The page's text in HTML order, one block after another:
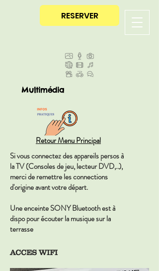
RESERVER
Multimédia
Retour Menu Principal
Si vous connectez des appareils persos à
la TV (Consoles de jeu, lecteur DVD,..),
merci de remettre les connections
d'origine avant votre départ.
Une enceinte SONY Bluetooth est à
dispo pour écouter la musique sur la
terrasse
ACCES WIFI